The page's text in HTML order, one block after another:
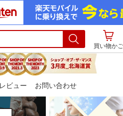
買い物かご